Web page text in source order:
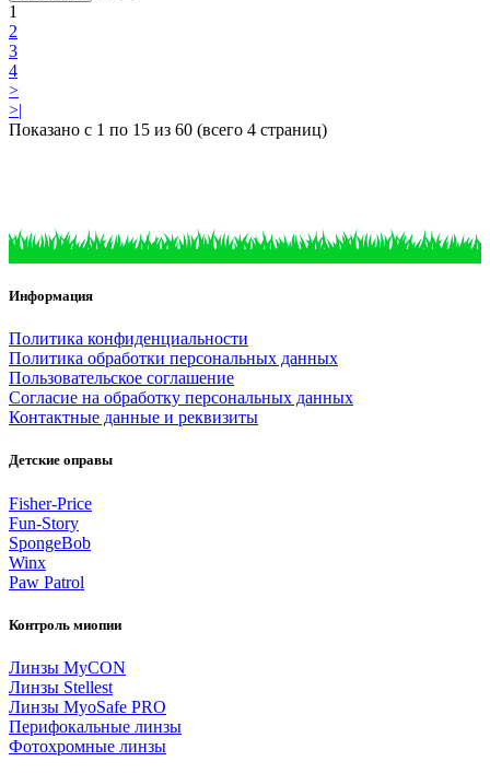
1
2
3
4
>
>|
Показано с 1 по 15 из 60 (всего 4 страниц)
Информация
Политика конфиденциальности
Политика обработки персональных данных
Пользовательское соглашение
Согласие на обработку персональных данных
Контактные данные и реквизиты
Детские оправы
Fisher-Price
Fun-Story
SpongeBob
Winx
Paw Patrol
Контроль миопии
Линзы MyCON
Линзы Stellest
Линзы MyoSafe PRO
Перифокальные линзы
Фотохромные линзы